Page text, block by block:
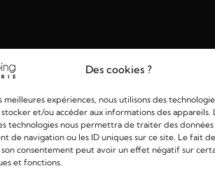
Des cookies ?
meilleures expériences, nous utilisons des
et/ou accéder aux informations des appareils.
technologies nous permettra de traiter des
de navigation ou les ID uniques sur ce site. Le fait
consentement peut avoir un effet négatif sur
et fonctions.